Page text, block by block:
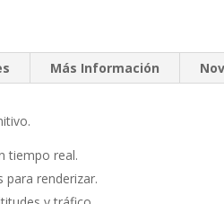
Más Información
tiempo real.
para renderizar.